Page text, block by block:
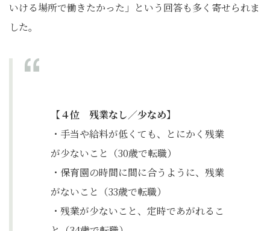
いける場所で働きたかった」という回答も多く寄せられま
した。
【４位 残業なし／少なめ】
・手当や給料が低くても、とにかく残業
が少ないこと（30歳で転職）
・保育園の時間に間に合うように、残業
がないこと（33歳で転職）
・残業が少ないこと、定時であがれるこ